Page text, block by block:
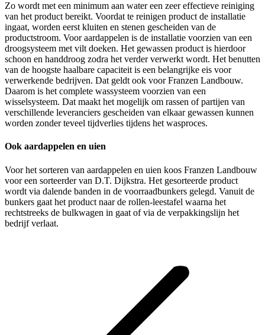
Zo wordt met een minimum aan water een zeer effectieve reiniging
van het product bereikt. Voordat te reinigen product de installatie
ingaat, worden eerst kluiten en stenen gescheiden van de
productstroom. Voor aardappelen is de installatie voorzien van een
droogsysteem met vilt doeken. Het gewassen product is hierdoor
schoon en handdroog zodra het verder verwerkt wordt. Het benutten
van de hoogste haalbare capaciteit is een belangrijke eis voor
verwerkende bedrijven. Dat geldt ook voor Franzen Landbouw.
Daarom is het complete wassysteem voorzien van een
wisselsysteem. Dat maakt het mogelijk om rassen of partijen van
verschillende leveranciers gescheiden van elkaar gewassen kunnen
worden zonder teveel tijdverlies tijdens het wasproces.
Ook aardappelen en uien
Voor het sorteren van aardappelen en uien koos Franzen Landbouw
voor een sorteerder van D.T. Dijkstra. Het gesorteerde product
wordt via dalende banden in de voorraadbunkers gelegd. Vanuit de
bunkers gaat het product naar de rollen-leestafel waarna het
rechtstreeks de bulkwagen in gaat of via de verpakkingslijn het
bedrijf verlaat.